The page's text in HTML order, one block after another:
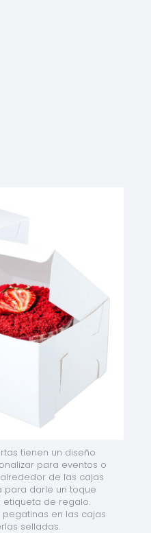
tienen un diseño
para eventos o
de las cajas
para darle un toque
etiqueta de regalo.
en las cajas
selladas.